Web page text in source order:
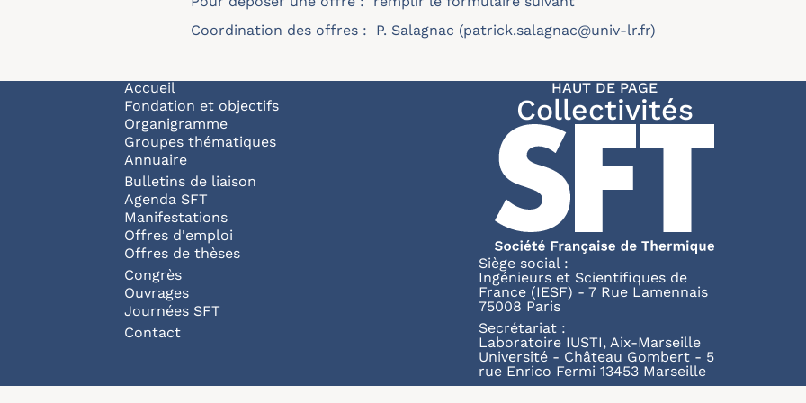
Coordination des offres : P. Salagnac (patrick.salagnac@univ-lr.fr)
Navigation principale
Accueil
Fondation et objectifs
Organigramme
Groupes thématiques
Annuaire
Bulletins de liaison
Agenda SFT
Manifestations
Offres d'emploi
Offres de thèses
Congrès
Ouvrages
Journées SFT
Pied de page
Contact
HAUT DE PAGE
Collectivités
Siège social :
Ingénieurs et Scientifiques de
France (IESF) - 7 Rue Lamennais
75008 Paris
Secrétariat :
Laboratoire IUSTI, Aix-Marseille
Université - Château Gombert - 5
rue Enrico Fermi 13453 Marseille